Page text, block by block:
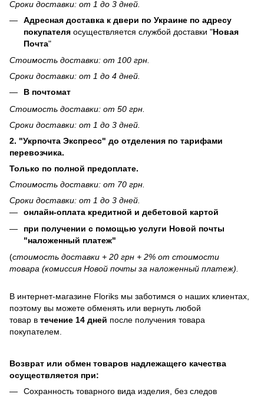
Сроки доставки: от 1 до 3 дней.
Адресная доставка к двери по Украине по адресу
покупателя осуществляется службой доставки "Новая
Почта"
Стоимость доставки: от 100 грн.
Сроки доставки: от 1 до 4 дней.
В почтомат
Стоимость доставки: от 50 грн.
Сроки доставки: от 1 до 3 дней.
2. "Укрпочта Экспресс" до отделения по тарифами
перевозчика.
Только по полной предоплате.
Стоимость доставки: от 70 грн.
Сроки доставки: от 1 до 3 дней.
онлайн-оплата кредитной и дебетовой картой
при получении с помощью услуги Новой почты
"наложенный платеж"
(стоимость доставки + 20 грн + 2% от стоимости
товара (комиссия Новой почты за наложенный платеж).
В интернет-магазине Floriks мы заботимся о наших клиентах,
поэтому вы можете обменять или вернуть любой
товар в течение 14 дней после получения товара
покупателем.
Возврат или обмен товаров надлежащего качества
осуществляется при:
Сохранность товарного вида изделия, без следов